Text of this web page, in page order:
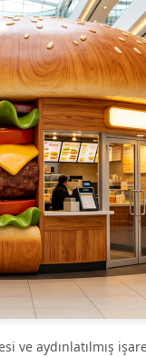
ve aydınlatılmış